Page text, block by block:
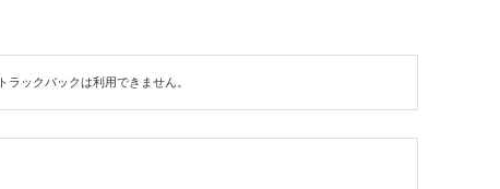
トラックバックは利用できません。